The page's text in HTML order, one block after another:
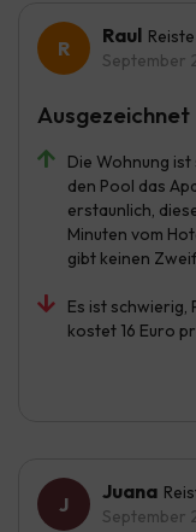
Raul
September
Die Wohnung
den Pool das
erstaunlich,
Minuten vom
gibt keinen
Es ist schwierig,
kostet 16 Euro
Ausgezeichnet
Juana
September